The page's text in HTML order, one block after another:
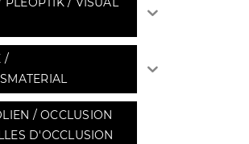
/
/ OCCLUSION
D'OCCLUSION